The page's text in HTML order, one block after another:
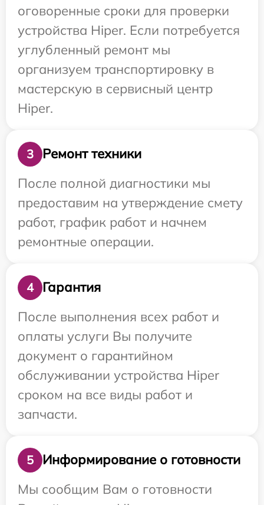
оговоренные сроки для проверки
устройства Hiper. Если потребуется
углубленный ремонт мы
организуем транспортировку в
мастерскую в сервисный центр
Hiper.
3
Ремонт техники
После полной диагностики мы
предоставим на утверждение смету
работ, график работ и начнем
ремонтные операции.
4
Гарантия
После выполнения всех работ и
оплаты услуги Вы получите
документ о гарантийном
обслуживании устройства Hiper
сроком на все виды работ и
запчасти.
5
Информирование о готовности
Мы сообщим Вам о готовности